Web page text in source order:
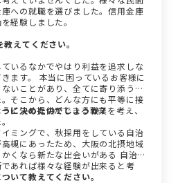
への就職を選びました。信用金庫
経験しました。
えてください。
いるなかでやはり利益を追求しな
ます。 本当に困っているお客様に
いことがあり、全てに寄り添うの
そこから、どんな方にも平等に接
ビスの提供ができる職業を考え、
に決めたのでしょうか？
ミングで、秋採用をしている自治
槻にあったため、大阪の北摂地域
くなら新たな出会いがある 自治
あれば様々な経験が出来ると考
いて教えてください。